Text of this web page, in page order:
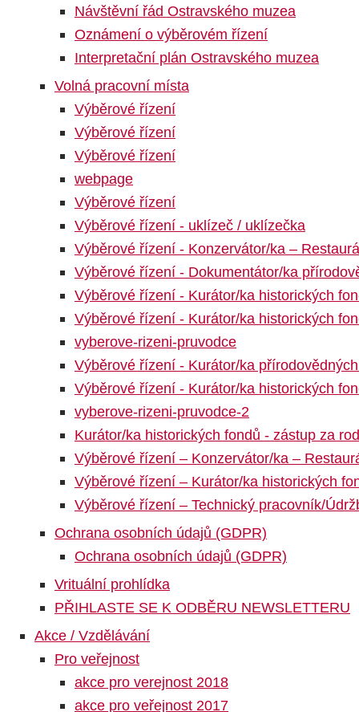
Návštěvní řád Ostravského muzea
Oznámení o výběrovém řízení
Interpretační plán Ostravského muzea
Volná pracovní místa
Výběrové řízení
Výběrové řízení
Výběrové řízení
webpage
Výběrové řízení
Výběrové řízení - uklízeč / uklízečka
Výběrové řízení - Konzervátor/ka –
Výběrové řízení - Dokumentátor/ka
Výběrové řízení - Kurátor/ka historických
Výběrové řízení - Kurátor/ka historických
vyberove-rizeni-pruvodce
Výběrové řízení - Kurátor/ka
Výběrové řízení - Kurátor/ka historických
vyberove-rizeni-pruvodce-2
Kurátor/ka historických fondů - zástup za
Výběrové řízení – Konzervátor/ka –
Výběrové řízení – Kurátor/ka historických
Výběrové řízení – Technický pracovník/
Ochrana osobních údajů (GDPR)
Ochrana osobních údajů (GDPR)
Vrituální prohlídka
PŘIHLASTE SE K ODBĚRU NEWSLETTERU
Akce / Vzdělávání
Pro veřejnost
akce pro verejnost 2018
akce pro veřejnost 2017